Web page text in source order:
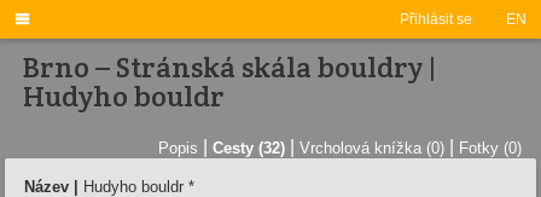
Přihlásit se EN

Brno – Stránská skála bouldry |
Hudyho bouldr
Popis Cesty (32) Vrcholová knížka (0) Fotky (0)
Název |
Hudyho bouldr *